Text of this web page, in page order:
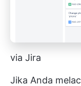
via Jira
Jika Anda